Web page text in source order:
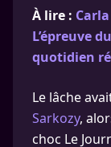
À lire :
L’épreuve
quotidien
Le lâche
Sarkozy,
choc Le